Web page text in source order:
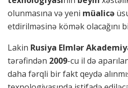
olunmasına və yeni müalicə
etdirilməsinə kömək olacağını
Lakin Rusiya Elmlər
tərəfindən 2009-cu il də
daha fərqli bir fakt qeydə